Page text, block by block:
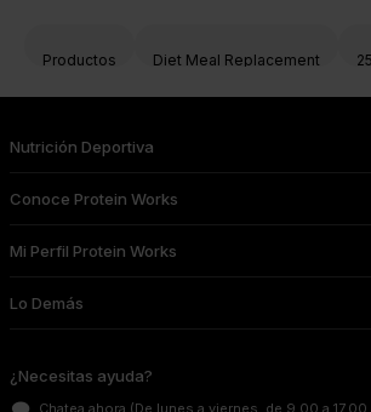
Productos Diet Meal Replacement
Nutrición Deportiva
Conoce Protein Works
Mi Perfil Protein Works
Lo Demás
¿Necesitas ayuda?
Chatea ahora (De lunes a viernes, de 9.00 a 17.00